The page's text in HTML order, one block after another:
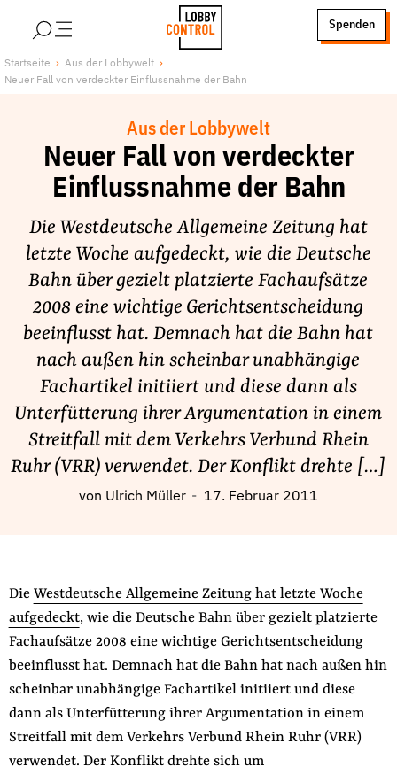
StartSeite
Spenden
Über uns
Finanzierung
Lobbykritische Stadtführungen
Unsere Schwerpunkte
Lobbykontrolle und Regeln
Macht der Digitalkonzerne
Spenden & Fördern
Fördermitglied werden
Jetzt Spenden
Geschenkspende
Bußgelder und Geldauflagen
Newsletter
Appelle unterzeichnen
Kontakt
Impressum
Startseite
Aus der Lobbywelt
Neuer Fall von verdeckter Einflussnahme der Bahn
Aus der Lobbywelt
Neuer Fall von verdeckter
Einflussnahme der Bahn
Die Westdeutsche Allgemeine Zeitung hat
letzte Woche aufgedeckt, wie die Deutsche
Bahn über gezielt platzierte Fachaufsätze
2008 eine wichtige Gerichtsentscheidung
beeinflusst hat. Demnach hat die Bahn hat
nach außen hin scheinbar unabhängige
Fachartikel initiiert und diese dann als
Unterfütterung ihrer Argumentation in einem
Streitfall mit dem Verkehrs Verbund Rhein
Ruhr (VRR) verwendet. Der Konflikt drehte […]
von Ulrich Müller 17. Februar 2011
Die Westdeutsche Allgemeine Zeitung hat letzte Woche
aufgedeckt, wie die Deutsche Bahn über gezielt platzierte
Fachaufsätze 2008 eine wichtige Gerichtsentscheidung
beeinflusst hat. Demnach hat die Bahn hat nach außen hin
scheinbar unabhängige Fachartikel initiiert und diese
dann als Unterfütterung ihrer Argumentation in einem
Streitfall mit dem Verkehrs Verbund Rhein Ruhr (VRR)
verwendet. Der Konflikt drehte sich um